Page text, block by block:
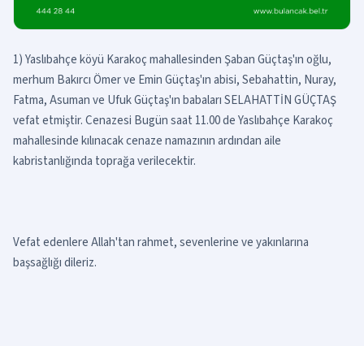
1) Yaslıbahçe köyü Karakoç mahallesinden Şaban Güçtaş'ın oğlu,
merhum Bakırcı Ömer ve Emin Güçtaş'ın abisi, Sebahattin, Nuray,
Fatma, Asuman ve Ufuk Güçtaş'ın babaları SELAHATTİN GÜÇTAŞ
vefat etmiştir. Cenazesi Bugün saat 11.00 de Yaslıbahçe Karakoç
mahallesinde kılınacak cenaze namazının ardından aile
kabristanlığında toprağa verilecektir.
Vefat edenlere Allah'tan rahmet, sevenlerine ve yakınlarına
başsağlığı dileriz.